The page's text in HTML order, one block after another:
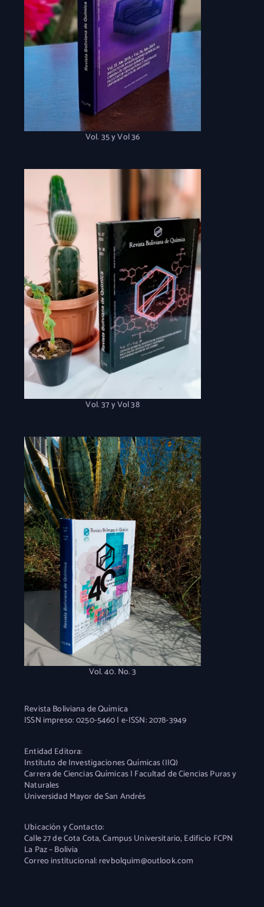
Vol. 35 y Vol 36
Vol. 37 y Vol 38
Vol. 40. No. 3
Revista Boliviana de Química
ISSN impreso: 0250-5460 | e-ISSN: 2078-3949
Entidad Editora:
Instituto de Investigaciones Químicas (IIQ)
Carrera de Ciencias Químicas | Facultad de Ciencias Puras y
Naturales
Universidad Mayor de San Andrés
Ubicación y Contacto:
Calle 27 de Cota Cota, Campus Universitario, Edificio FCPN
La Paz – Bolivia
Correo institucional: revbolquim@outlook.com